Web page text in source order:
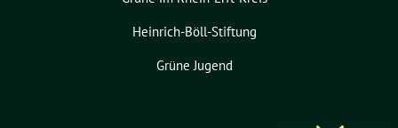
Heinrich-Böll-Stiftung
Grüne Jugend